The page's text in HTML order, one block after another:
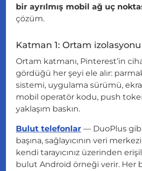
bir ayrılmış mobil ağ uç
çözüm.
Katman 1: Ortam izolasyonu
Ortam katmanı, Pinterest’in
gördüğü her şeyi ele alır:
sistemi, uygulama sürümü,
mobil operatör kodu, push
yaklaşım baskın.
Bulut telefonlar — DuoPlus
başına, sağlayıcının veri
kendi tarayıcınız üzerinden
bulut Android örneği verir. Her